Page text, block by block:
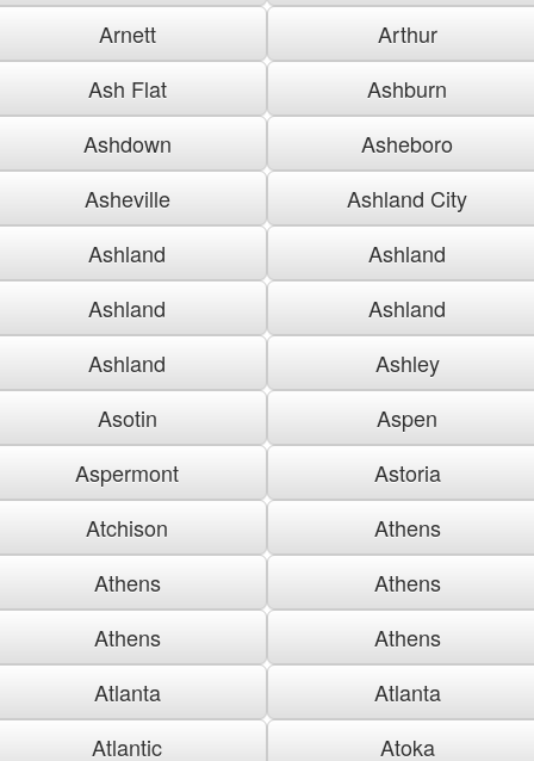
Arnett
Arthur
Ash Flat
Ashburn
Ashdown
Asheboro
Asheville
Ashland City
Ashland
Ashland
Ashland
Ashland
Ashland
Ashley
Asotin
Aspen
Aspermont
Astoria
Atchison
Athens
Athens
Athens
Athens
Athens
Atlanta
Atlanta
Atlantic
Atoka